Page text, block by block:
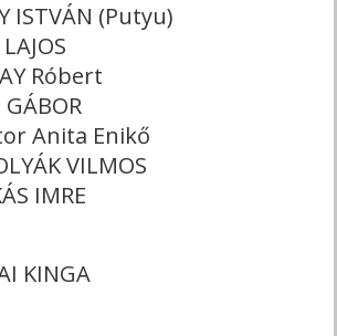
ISTVÁN (Putyu)
Róbert
GÁBOR
Anita Enikő
VILMOS
IMRE
KINGA